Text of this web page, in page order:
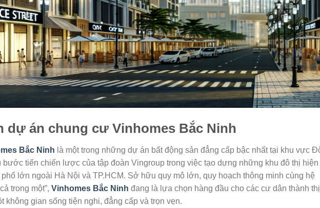
dự án chung cư Vinhomes Bắc Ninh
Bắc Ninh là một trong những dự án bất động sản đẳng cấp bậc nhất tại khu vực
bước tiến chiến lược của tập đoàn Vingroup trong việc tạo dựng những khu đô thị hiện
lớn ngoài Hà Nội và TP.HCM. Sở hữu quy mô lớn, quy hoạch thông minh cùng hệ
trong một”, Vinhomes Bắc Ninh đang là lựa chọn hàng đầu cho các cư dân thành thị
không gian sống tiện nghi, đẳng cấp và trọn vẹn.